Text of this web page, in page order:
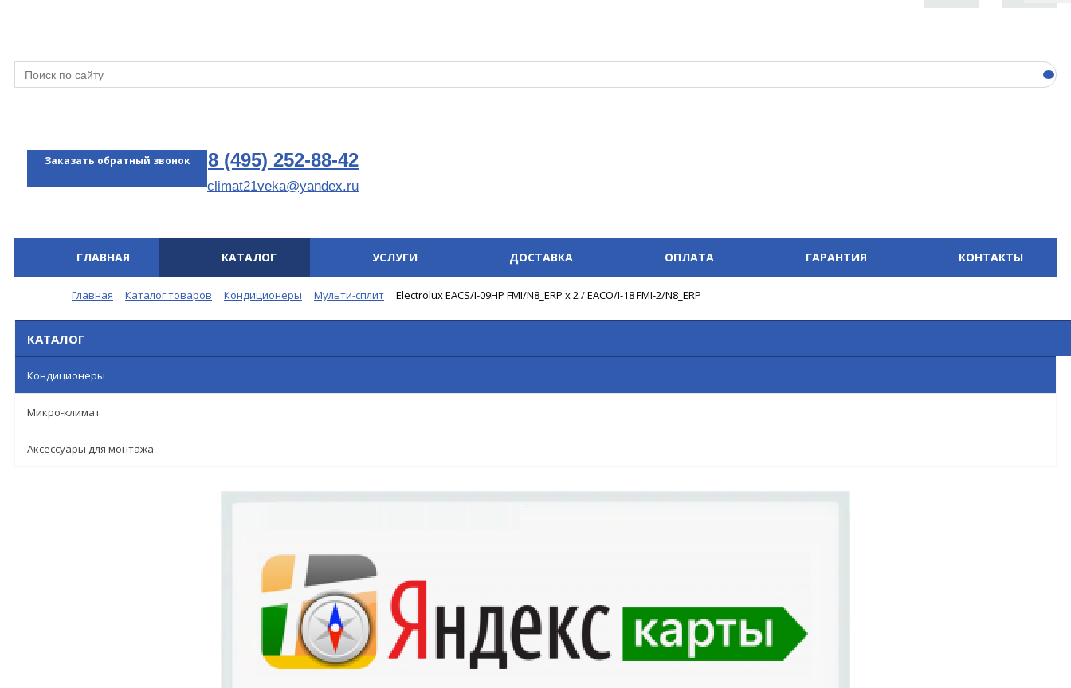
8 (495) 252-88-42
climat21veka@yandex.ru
Заказать обратный звонок
ГЛАВНАЯ КАТАЛОГ УСЛУГИ ДОСТАВКА ОПЛАТА ГАРАНТИЯ КОНТАКТЫ
Главная Каталог товаров Кондиционеры Мульти-сплит Electrolux EACS/I-09HP FMI/N8_ERP x 2 / EACO/I-18 FMI-2/N8_ERP
КАТАЛОГ
Кондиционеры
Микро-климат
Аксессуары для монтажа